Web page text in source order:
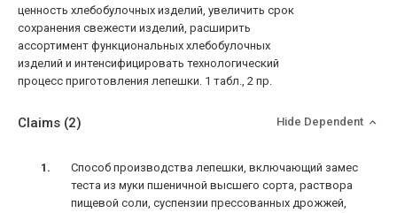
ценность хлебобулочных изделий, увеличить срок
сохранения свежести изделий, расширить
ассортимент функциональных хлебобулочных
изделий и интенсифицировать технологический
процесс приготовления лепешки. 1 табл., 2 пр.
Claims (2) Hide Dependent
Способ производства лепешки, включающий замес
теста из муки пшеничной высшего сорта, раствора
пищевой соли, суспензии прессованных дрожжей,